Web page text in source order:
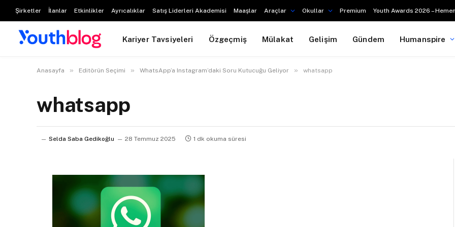
Şirketler İlanlar Etkinlikler Ayrıcalıklar Satış Liderleri Akademisi Maaşlar Araçlar Okullar Premium Youth Awards 2026 –
Kariyer Tavsiyeleri Özgeçmiş Mülakat Gelişim Gündem Humanspire
Anasayfa » Editörün Seçimi » WhatsApp’a Instagram’daki Soru Kutucuğu Geliyor » whatsapp
whatsapp
Selda Saba Gedikoğlu 28 Temmuz 2025 1 dk okuma süresi